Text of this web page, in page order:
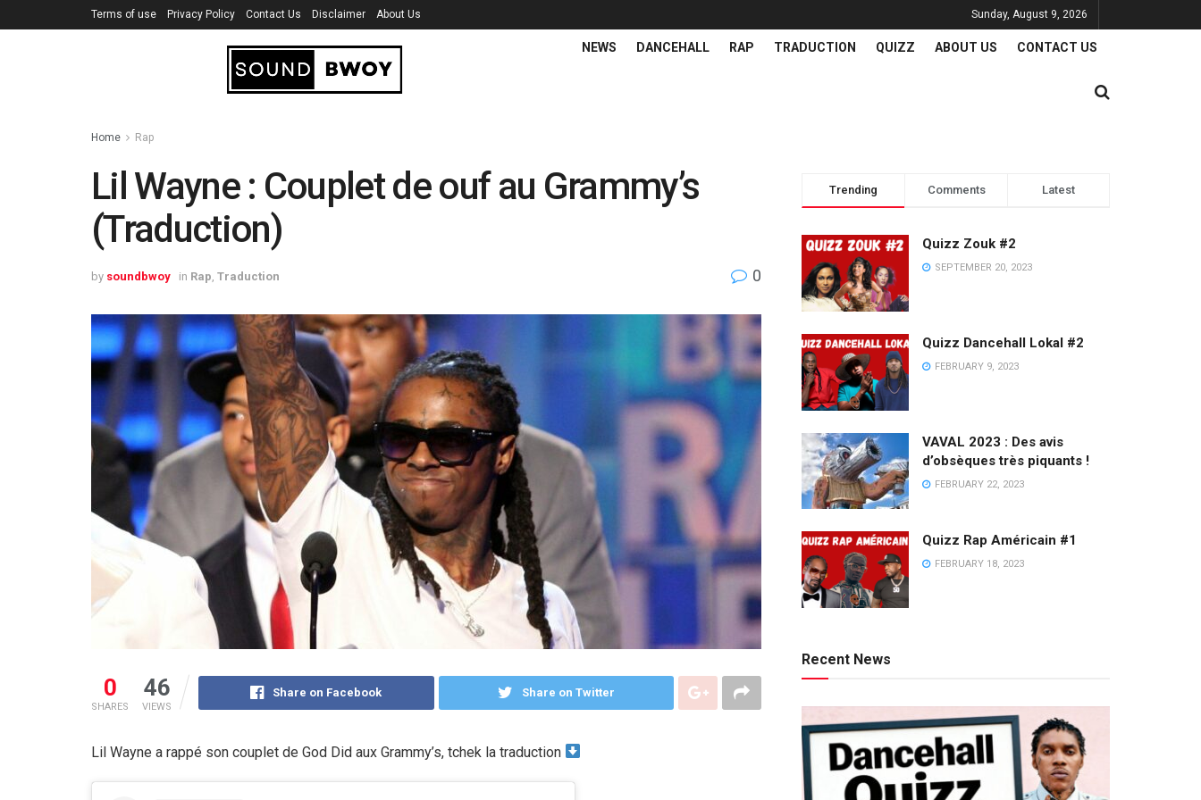
Terms of use Privacy Policy Contact Us Disclaimer About Us Sunday, August 9, 2026
NEWS DANCEHALL RAP TRADUCTION QUIZZ ABOUT US CONTACT US
Home Rap
Lil Wayne : Couplet de ouf au Grammy’s
(Traduction)
by soundbwoy in Rap Traduction 0
0
SHARES
46
VIEWS
Share on Facebook Share on Twitter
Lil Wayne a rappé son couplet de God Did aux Grammy’s, tchek la traduction
Trending Comments Latest
Quizz Zouk #2
SEPTEMBER 20, 2023
Quizz Dancehall Lokal #2
FEBRUARY 9, 2023
VAVAL 2023 : Des avis
d’obsèques très piquants !
FEBRUARY 22, 2023
Quizz Rap Américain #1
FEBRUARY 18, 2023
Recent News